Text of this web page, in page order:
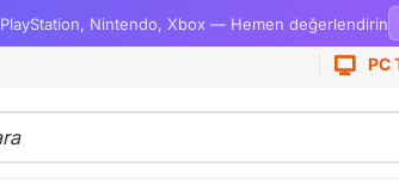
PlayStation, Nintendo, Xbox — Hemen değerlendirin
PC